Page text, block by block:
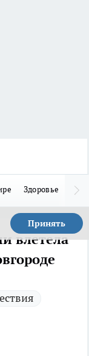
Здоровье
Принять
влетела